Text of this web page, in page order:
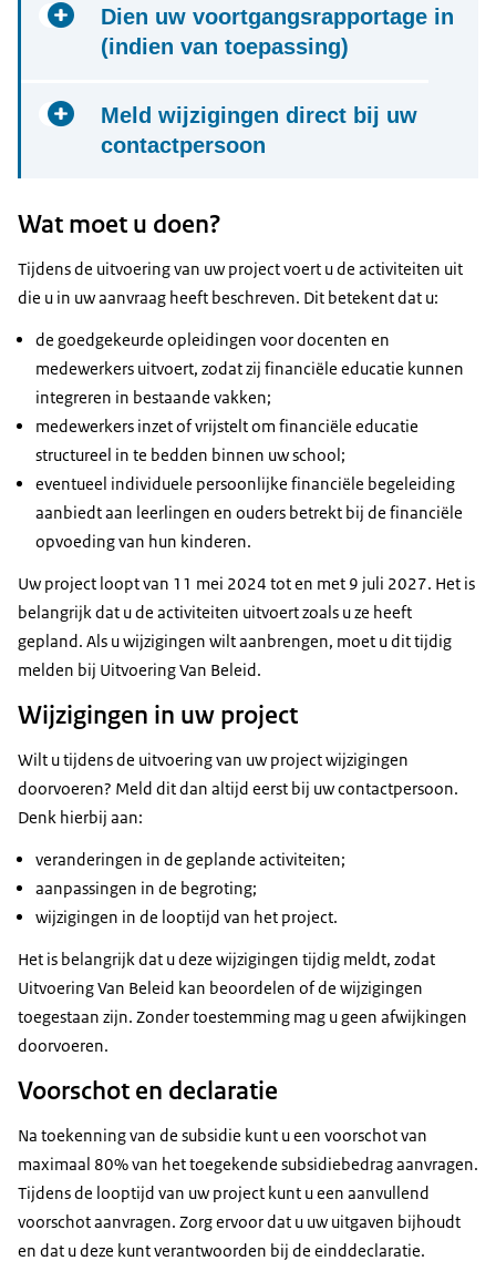
bewijsstukken.
Dien uw voortgangsrapportage in
(indien van toepassing)
moet u binnen 8 weken na afloop van deze
periode een voortgangsrapportage indienen. Dat
Meld wijzigingen direct bij uw
contactpersoon
goedkeuring om problemen bij de
Wat moet u doen?
Tijdens de uitvoering van uw project voert u de activiteiten uit
die u in uw aanvraag heeft beschreven. Dit betekent dat u:
de goedgekeurde opleidingen voor docenten en
medewerkers uitvoert, zodat zij financiële educatie kunnen
integreren in bestaande vakken;
medewerkers inzet of vrijstelt om financiële educatie
structureel in te bedden binnen uw school;
eventueel individuele persoonlijke financiële begeleiding
aanbiedt aan leerlingen en ouders betrekt bij de financiële
opvoeding van hun kinderen.
Uw project loopt van 11 mei 2024 tot en met 9 juli 2027. Het is
belangrijk dat u de activiteiten uitvoert zoals u ze heeft
gepland. Als u wijzigingen wilt aanbrengen, moet u dit tijdig
melden bij Uitvoering Van Beleid.
Wijzigingen in uw project
Wilt u tijdens de uitvoering van uw project wijzigingen
doorvoeren? Meld dit dan altijd eerst bij uw contactpersoon.
Denk hierbij aan:
veranderingen in de geplande activiteiten;
aanpassingen in de begroting;
wijzigingen in de looptijd van het project.
Het is belangrijk dat u deze wijzigingen tijdig meldt, zodat
Uitvoering Van Beleid kan beoordelen of de wijzigingen
toegestaan zijn. Zonder toestemming mag u geen afwijkingen
doorvoeren.
Voorschot en declaratie
Na toekenning van de subsidie kunt u een voorschot van
maximaal 80% van het toegekende subsidiebedrag aanvragen.
Tijdens de looptijd van uw project kunt u een aanvullend
voorschot aanvragen. Zorg ervoor dat u uw uitgaven bijhoudt
en dat u deze kunt verantwoorden bij de einddeclaratie.